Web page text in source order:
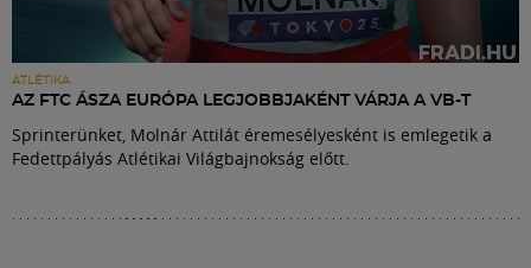
ATLÉTIKA
AZ FTC ÁSZA EURÓPA LEGJOBBJAKÉNT VÁRJA A VB-T
Sprinterünket, Molnár Attilát éremesélyesként is emlegetik a
Fedettpályás Atlétikai Világbajnokság előtt.